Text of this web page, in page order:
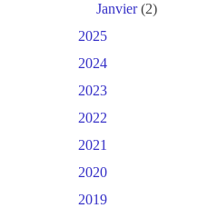
Janvier(2)
2025
2024
2023
2022
2021
2020
2019